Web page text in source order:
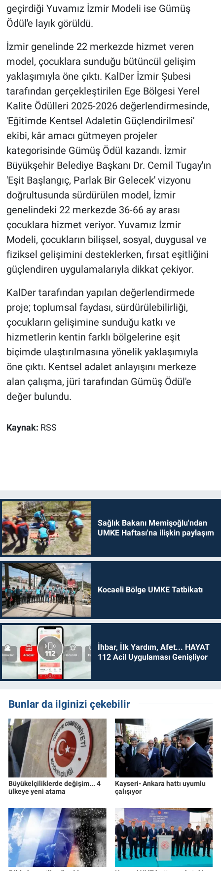
geçirdiği Yuvamız İzmir Modeli ise Gümüş
Ödül'e layık görüldü.
İzmir genelinde 22 merkezde hizmet veren
model, çocuklara sunduğu bütüncül gelişim
yaklaşımıyla öne çıktı. KalDer İzmir Şubesi
tarafından gerçekleştirilen Ege Bölgesi Yerel
Kalite Ödülleri 2025-2026 değerlendirmesinde,
'Eğitimde Kentsel Adaletin Güçlendirilmesi'
ekibi, kâr amacı gütmeyen projeler
kategorisinde Gümüş Ödül kazandı. İzmir
Büyükşehir Belediye Başkanı Dr. Cemil Tugay'ın
'Eşit Başlangıç, Parlak Bir Gelecek' vizyonu
doğrultusunda sürdürülen model, İzmir
genelindeki 22 merkezde 36-66 ay arası
çocuklara hizmet veriyor. Yuvamız İzmir
Modeli, çocukların bilişsel, sosyal, duygusal ve
fiziksel gelişimini desteklerken, fırsat eşitliğini
güçlendiren uygulamalarıyla dikkat çekiyor.
KalDer tarafından yapılan değerlendirmede
proje; toplumsal faydası, sürdürülebilirliği,
çocukların gelişimine sunduğu katkı ve
hizmetlerin kentin farklı bölgelerine eşit
biçimde ulaştırılmasına yönelik yaklaşımıyla
öne çıktı. Kentsel adalet anlayışını merkeze
alan çalışma, jüri tarafından Gümüş Ödül'e
değer bulundu.
Kaynak: RSS
Sağlık Bakanı Memişoğlu'ndan
UMKE Haftası'na ilişkin paylaşım
Kocaeli Bölge UMKE Tatbikatı
İhbar, İlk Yardım, Afet... HAYAT
112 Acil Uygulaması Genişliyor
Bunlar da ilginizi çekebilir
Büyükelçiliklerde değişim... 4
ülkeye yeni atama
Kayseri- Ankara hattı uyumlu
çalışıyor